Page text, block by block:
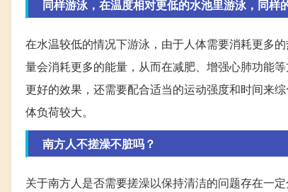
同样游泳，在温度相对更低的水池里游泳，同样
在水温较低的情况下游泳，由于人体需要消耗更多
量会消耗更多的能量，从而在减肥、增强心肺功能
更好的效果，还需要配合适当的运动强度和时间来
体负荷较大。
南方人不搓澡不脏吗？
关于南方人是否需要搓澡以保持清洁的问题存在一